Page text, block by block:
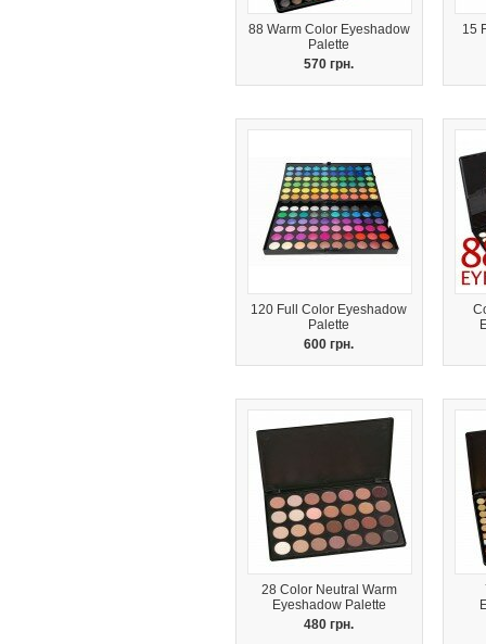
88 Warm Color Eyeshadow
Palette
570 грн.
15
120 Full Color Eyeshadow
Palette
600 грн.
28 Color Neutral Warm
Eyeshadow Palette
480 грн.